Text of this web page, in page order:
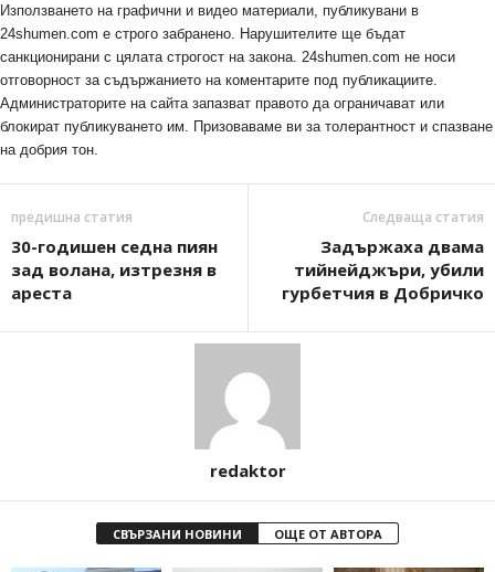
Използването на графични и видео материали, публикувани в
24shumen.com е строго забранено. Нарушителите ще бъдат
санкционирани с цялата строгост на закона. 24shumen.com не носи
отговорност за съдържанието на коментарите под публикациите.
Администраторите на сайта запазват правото да ограничават или
блокират публикуването им. Призоваваме ви за толерантност и спазване
на добрия тон.
предишна статия
30-годишен седна пиян
зад волана, изтрезня в
ареста
Следваща статия
Задържаха двама
тийнейджъри, убили
гурбетчия в Добричко
redaktor
СВЪРЗАНИ НОВИНИ ОЩЕ ОТ АВТОРА